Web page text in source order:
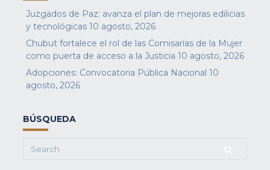
Juzgados de Paz: avanza el plan de mejoras edilicias
y tecnológicas 10 agosto, 2026
Chubut fortalece el rol de las Comisarías de la Mujer
como puerta de acceso a la Justicia 10 agosto, 2026
Adopciones: Convocatoria Pública Nacional 10
agosto, 2026
BÚSQUEDA
Search